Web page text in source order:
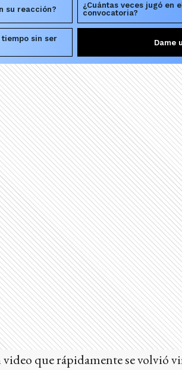
su reacción?
¿Cuántas veces jugó en
convocatoria?
tiempo sin ser
Dame
que rápidamente se volvió